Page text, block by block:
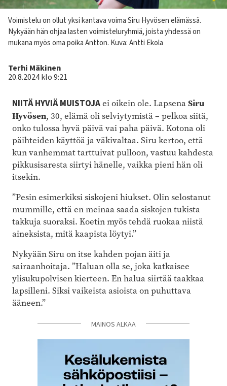
Kuvateksti
Voimistelu on ollut yksi kantava voima Siru Hyvösen elämässä.
Nykyään hän ohjaa lasten voimisteluryhmiä, joista yhdessä on
mukana myös oma poika Antton. Kuva: Antti Ekola
Kirjoittaja
Terhi Mäkinen
20.8.2024 klo 9:21
NIITÄ HYVIÄ MUISTOJAei oikein ole. LapsenaSiru
Hyvösen, 30, elämä oli selviytymistä – pelkoa siitä,
onko tulossa hyvä päivä vai paha päivä. Kotona oli
päihteiden käyttöä ja väkivaltaa. Siru kertoo, että
kun vanhemmat tarttuivat pulloon, vastuu kahdesta
pikkusisaresta siirtyi hänelle, vaikka pieni hän oli
itsekin.
”Pesin esimerkiksi siskojeni hiukset. Olin selostanut
mummille, että en meinaa saada siskojen tukista
takkuja suoraksi. Koetin myös tehdä ruokaa niistä
aineksista, mitä kaapista löytyi.”
Nykyään Siru on itse kahden pojan äiti ja
sairaanhoitaja. ”Haluan olla se, joka katkaisee
ylisukupolvisen kierteen. En halua siirtää taakkaa
lapsilleni. Siksi vaikeista asioista on puhuttava
ääneen.”
MAINOS ALKAA